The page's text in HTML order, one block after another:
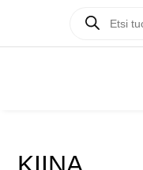
Products
search
Products
search